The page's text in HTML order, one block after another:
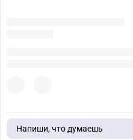
Напиши, что думаешь